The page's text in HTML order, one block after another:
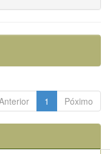
1 Póximo